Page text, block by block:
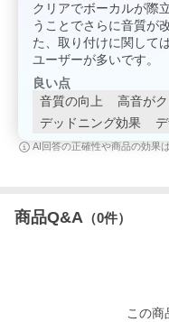
クリアでボーカルが際
うことでさらに音質が
た、取り付けに関して
ユーザーが多いです。
良い点
音質の向上
高音が
デッドニング効果
AI回答の正確性や商品の効果
商品Q&A （0件）
この商